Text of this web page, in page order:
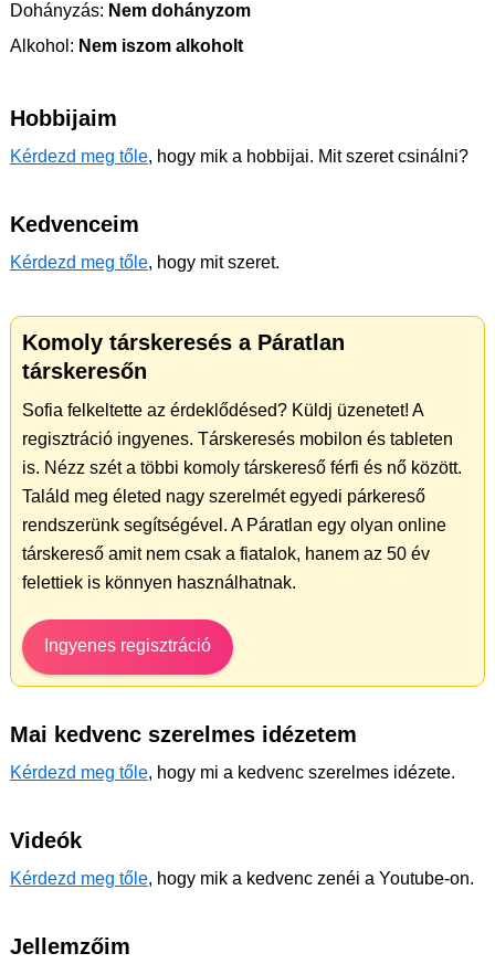
Dohányzás: Nem dohányzom
Alkohol: Nem iszom alkoholt
Hobbijaim
Kérdezd meg tőle, hogy mik a hobbijai. Mit szeret csinálni?
Kedvenceim
Kérdezd meg tőle, hogy mit szeret.
Komoly társkeresés a Páratlan
társkeresőn
Sofia felkeltette az érdeklődésed? Küldj üzenetet! A
regisztráció ingyenes. Társkeresés mobilon és tableten
is. Nézz szét a többi komoly társkereső férfi és nő között.
Találd meg életed nagy szerelmét egyedi párkereső
rendszerünk segítségével. A Páratlan egy olyan online
társkereső amit nem csak a fiatalok, hanem az 50 év
felettiek is könnyen használhatnak.
Ingyenes regisztráció
Mai kedvenc szerelmes idézetem
Kérdezd meg tőle, hogy mi a kedvenc szerelmes idézete.
Videók
Kérdezd meg tőle, hogy mik a kedvenc zenéi a Youtube-on.
Jellemzőim